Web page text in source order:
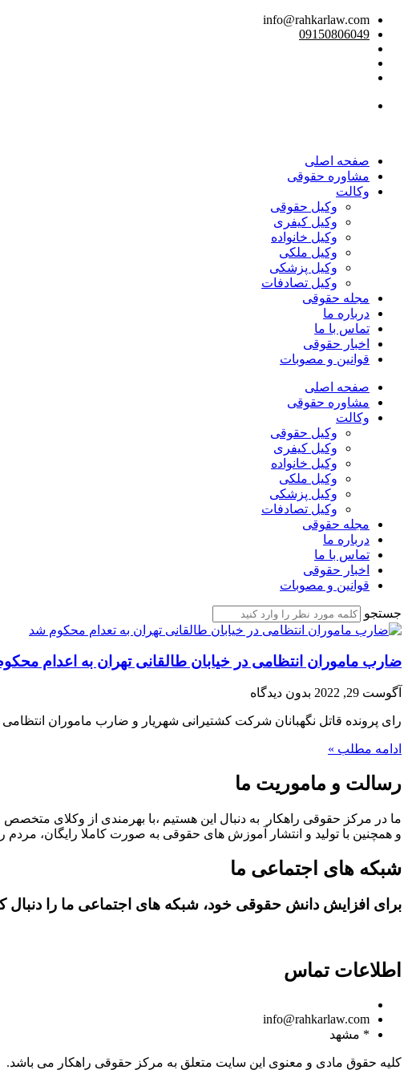
info@rahkarlaw.com
09150806049
صفحه اصلی
مشاوره حقوقی
وکالت
وکیل حقوقی
وکیل کیفری
وکیل خانواده
وکیل ملکی
وکیل پزشکی
وکیل تصادفات
مجله حقوقی
درباره ما
تماس با ما
اخبار حقوقی
قوانین و مصوبات
صفحه اصلی
مشاوره حقوقی
وکالت
وکیل حقوقی
وکیل کیفری
وکیل خانواده
وکیل ملکی
وکیل پزشکی
وکیل تصادفات
مجله حقوقی
درباره ما
تماس با ما
اخبار حقوقی
قوانین و مصوبات
جستجو
ضارب ماموران انتظامی در خیابان طالقانی تهران به اعدام
آگوست 29, 2022 بدون دیدگاه
رای پرونده قاتل نگهبانان شرکت کشتیرانی شهریار و ضارب ماموران انتظامی در خیابان طالقانی
ادامه مطلب »
رسالت و ماموریت ما
ما در مرکز حقوقی راهکار به دنبال این هستیم ،با بهرمندی از وکلای متخصص
و همچنین با تولید و انتشار آموزش های حقوقی به صورت کاملا رایگان، مردم
شبکه های اجتماعی ما
برای افزایش دانش حقوقی خود، شبکه های اجتماعی ما را دنبال
اطلاعات تماس
info@rahkarlaw.com
* مشهد
کلیه حقوق مادی و معنوی این سایت متعلق به مرکز حقوقی راهکار می باشد.